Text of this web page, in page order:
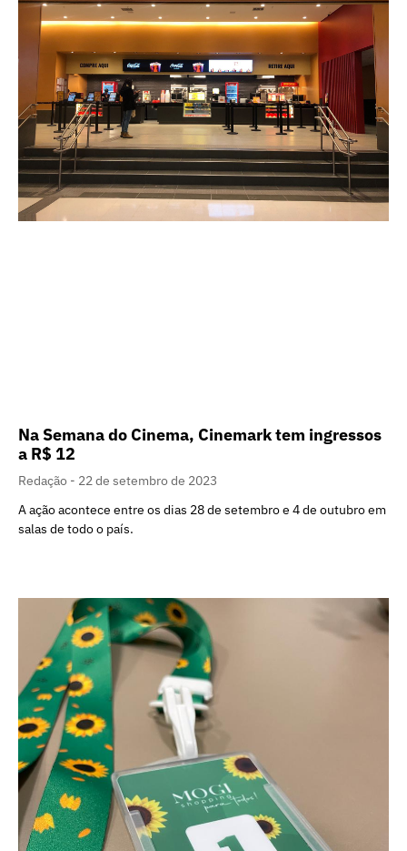
Na Semana do Cinema, Cinemark tem ingressos
a R$ 12
Redação
22 de setembro de 2023
A ação acontece entre os dias 28 de setembro e 4 de outubro em
salas de todo o país.